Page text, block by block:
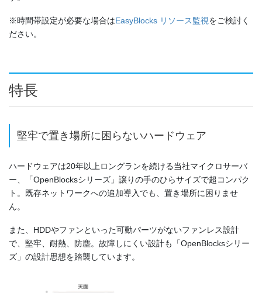
※時間帯設定が必要な場合はEasyBlocks リソース監視をご検討く
ださい。
特長
堅牢で置き場所に困らないハードウェア
ハードウェアは20年以上ロングランを続ける当社マイクロサーバ
ー、「OpenBlocksシリーズ」譲りの手のひらサイズで超コンパク
ト。既存ネットワークへの追加導入でも、置き場所に困りませ
ん。
また、HDDやファンといった可動パーツがないファンレス設計
で、堅牢、耐熱、防塵。故障しにくい設計も「OpenBlocksシリー
ズ」の設計思想を踏襲しています。